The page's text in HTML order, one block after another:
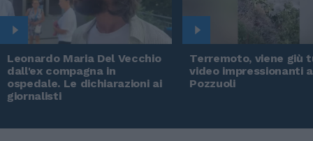
Leonardo Maria Del Vecchio
dall'ex compagna in
ospedale. Le dichiarazioni ai
giornalisti
Terremoto, viene giù
video impressionanti a
Pozzuoli